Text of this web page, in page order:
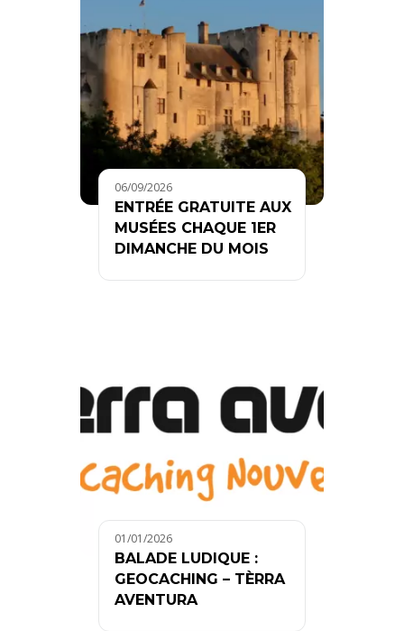
06/09/2026
ENTRÉE GRATUITE AUX
MUSÉES CHAQUE 1ER
DIMANCHE DU MOIS
01/01/2026
BALADE LUDIQUE :
GEOCACHING – TÈRRA
AVENTURA